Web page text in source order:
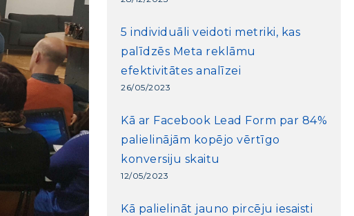
5 individuāli veidoti metriki, kas
palīdzēs Meta reklāmu
efektivitātes analīzei
26/05/2023
Kā ar Facebook Lead Form par 84%
palielinājām kopējo vērtīgo
konversiju skaitu
12/05/2023
Kā palielināt jauno pircēju iesaisti